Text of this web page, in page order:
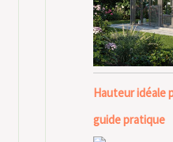
Hauteur idéale
guide pratique